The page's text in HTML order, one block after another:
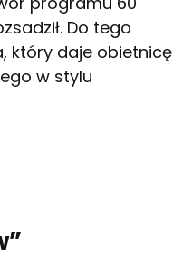
Do tego
który daje obietnicę
w stylu